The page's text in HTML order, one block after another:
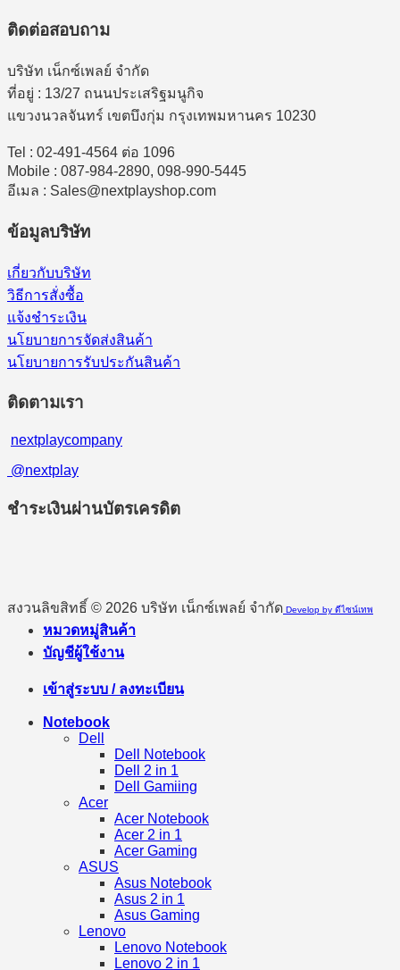
ติดต่อสอบถาม
บริษัท เน็กซ์เพลย์ จำกัด
ที่อยู่ : 13/27 ถนนประเสริฐมนูกิจ
แขวงนวลจันทร์ เขตบึงกุ่ม กรุงเทพมหานคร 10230
Tel : 02-491-4564 ต่อ 1096
Mobile : 087-984-2890, 098-990-5445
อีเมล : Sales@nextplayshop.com
ข้อมูลบริษัท
เกี่ยวกับบริษัท
วิธีการสั่งซื้อ
แจ้งชำระเงิน
นโยบายการจัดส่งสินค้า
นโยบายการรับประกันสินค้า
ติดตามเรา
nextplaycompany
@nextplay
ชำระเงินผ่านบัตรเครดิต
สงวนลิขสิทธิ์ © 2026 บริษัท เน็กซ์เพลย์ จำกัด Develop by ดีไซน์เทพ
หมวดหมู่สินค้า
บัญชีผู้ใช้งาน
เข้าสู่ระบบ / ลงทะเบียน
Notebook
Dell
Dell Notebook
Dell 2 in 1
Dell Gamiing
Acer
Acer Notebook
Acer 2 in 1
Acer Gaming
ASUS
Asus Notebook
Asus 2 in 1
Asus Gaming
Lenovo
Lenovo Notebook
Lenovo 2 in 1